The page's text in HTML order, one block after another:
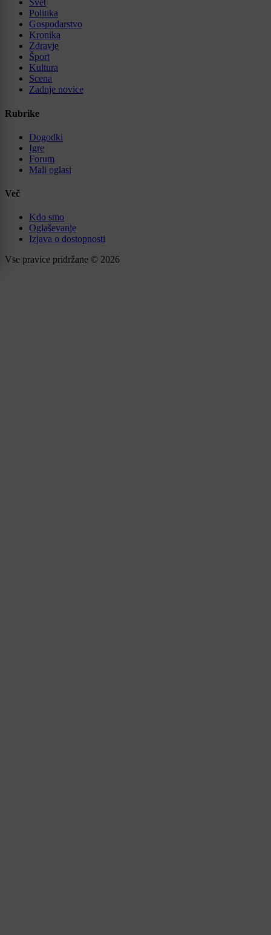
Svet
Politika
Gospodarstvo
Kronika
Zdravje
Šport
Kultura
Scena
Zadnje novice
Rubrike
Dogodki
Igre
Forum
Mali oglasi
Več
Kdo smo
Oglaševanje
Izjava o dostopnosti
Vse pravice pridržane © 2026